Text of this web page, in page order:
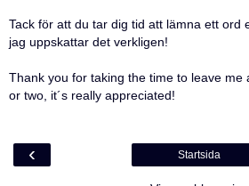
Tack för att du tar dig tid att lämna ett ord
jag uppskattar det verkligen!
Thank you for taking the time to leave me
or two, it´s really appreciated!
‹ Startsida